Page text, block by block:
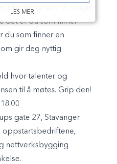
blir rikelig tid til å mingle
det er du som finner
du som finner en
gir deg nyttig
hvor talenter og
til å møtes. Grip den!
gate 27, Stavanger
oppstartsbedriftene,
nettverksbygging
LES MER